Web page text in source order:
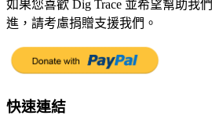
如果您喜歡 Dig Trace 並希望幫助我
進，請考慮捐贈支援我們。
快速連結